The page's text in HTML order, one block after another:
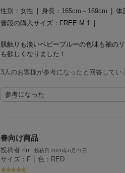
性別： 女性 身長： 165cm～169cm 体
普段の購入サイズ： FREE M 1
肌触りも淡いベビーブルーの色味も袖の
も欲しくなりました！
3人のお客様が参考になったと回答してい
参考になった
春向け商品
投稿者 rin 投稿日 2026年6月21日
サイズ：F 色：RED